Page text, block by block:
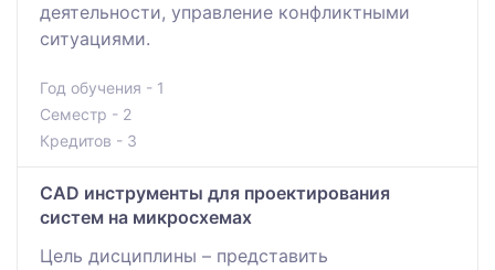
деятельности, управление конфликтными
ситуациями.
Год обучения - 1
Семестр - 2
Кредитов - 3
CAD инструменты для проектирования
систем на микросхемах
Цель дисциплины – представить